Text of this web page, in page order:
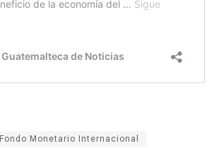
Fondo Monetario Internacional